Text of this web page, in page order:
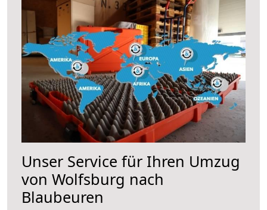
Unser Service für Ihren Umzug
von Wolfsburg nach
Blaubeuren